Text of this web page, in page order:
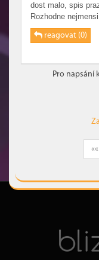
dost malo, spis
Rozhodne
reagovat (0)
Pro napsání
««